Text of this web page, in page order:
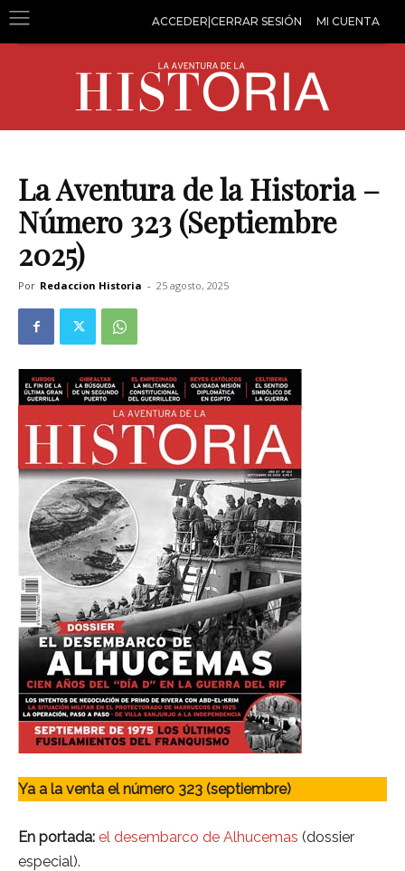
ACCEDER|CERRAR SESIÓN MI CUENTA
La Aventura de la Historia –
Número 323 (Septiembre
2025)
Por Redaccion Historia - 25 agosto, 2025
Ya a la venta el número 323 (septiembre)
En portada: el desembarco de Alhucemas (dossier
especial).